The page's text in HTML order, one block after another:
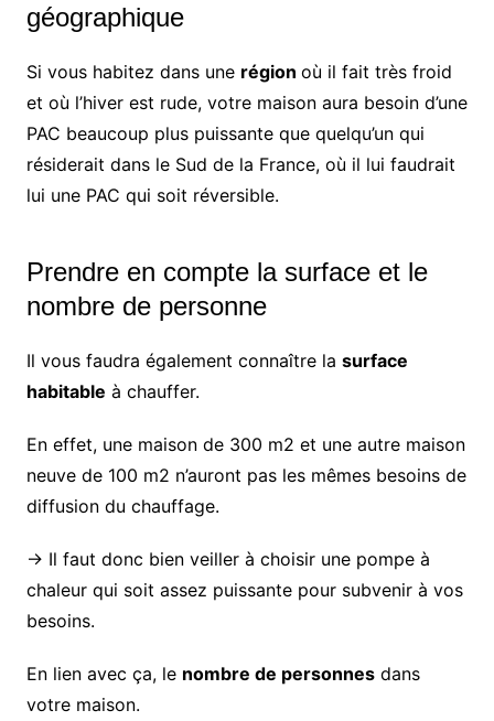
géographique
Si vous habitez dans une région où il fait très froid
et où l’hiver est rude, votre maison aura besoin d’une
PAC beaucoup plus puissante que quelqu’un qui
résiderait dans le Sud de la France, où il lui faudrait
lui une PAC qui soit réversible.
Prendre en compte la surface et le
nombre de personne
Il vous faudra également connaître la surface
habitable à chauffer.
En effet, une maison de 300 m2 et une autre maison
neuve de 100 m2 n’auront pas les mêmes besoins de
diffusion du chauffage.
→ Il faut donc bien veiller à choisir une pompe à
chaleur qui soit assez puissante pour subvenir à vos
besoins.
En lien avec ça, le nombre de personnesdans
votre maison.